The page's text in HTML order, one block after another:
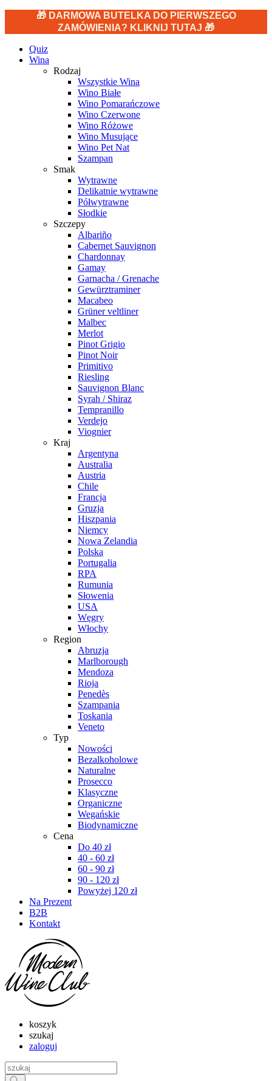
🎁 DARMOWA BUTELKA DO PIERWSZEGO
ZAMÓWIENIA? KLIKNIJ TUTAJ 🎁
Quiz
Wina
Rodzaj
Wszystkie Wina
Wino Białe
Wino Pomarańczowe
Wino Czerwone
Wino Różowe
Wino Musujące
Wino Pet Nat
Szampan
Smak
Wytrawne
Delikatnie wytrawne
Półwytrawne
Słodkie
Szczepy
Albariño
Cabernet Sauvignon
Chardonnay
Gamay
Garnacha / Grenache
Gewürztraminer
Macabeo
Grüner veltliner
Malbec
Merlot
Pinot Grigio
Pinot Noir
Primitivo
Riesling
Sauvignon Blanc
Syrah / Shiraz
Tempranillo
Verdejo
Viognier
Kraj
Argentyna
Australia
Austria
Chile
Francja
Gruzja
Hiszpania
Niemcy
Nowa Zelandia
Polska
Portugalia
RPA
Rumunia
Słowenia
USA
Węgry
Włochy
Region
Abruzja
Marlborough
Mendoza
Rioja
Penedès
Szampania
Toskania
Veneto
Typ
Nowości
Bezalkoholowe
Naturalne
Prosecco
Klasyczne
Organiczne
Wegańskie
Biodynamiczne
Cena
Do 40 zł
40 - 60 zł
60 - 90 zł
90 - 120 zł
Powyżej 120 zł
Na Prezent
B2B
Kontakt
koszyk
szukaj
zaloguj